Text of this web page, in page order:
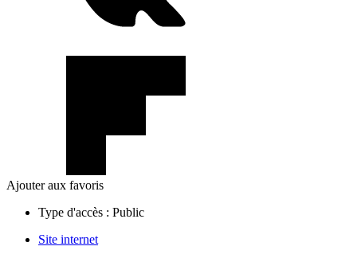
Ajouter aux favoris
Type d'accès : Public
Site internet